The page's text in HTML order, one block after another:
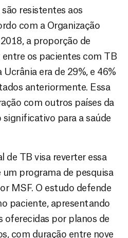
resistentes aos
com a Organização
a proporção de
os pacientes com TB
era de 29%, e 46%
anteriormente. Essa
com outros países da
significativo para a saúde
de TB visa reverter essa
programa de pesquisa
MSF. O estudo defende
paciente, apresentando
oferecidas por planos de
com duração entre nove